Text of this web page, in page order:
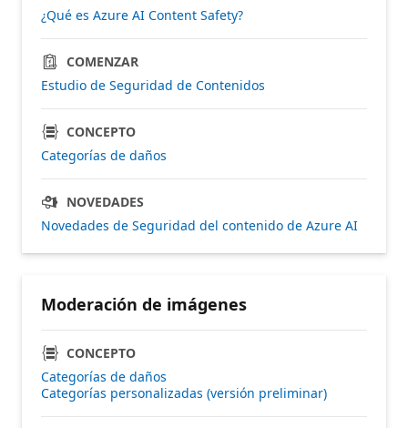
¿Qué es Azure AI Content Safety?
COMENZAR
Estudio de Seguridad de Contenidos
CONCEPTO
Categorías de daños
NOVEDADES
Novedades de Seguridad del contenido de Azure AI
Moderación de imágenes
CONCEPTO
Categorías de daños
Categorías personalizadas (versión preliminar)